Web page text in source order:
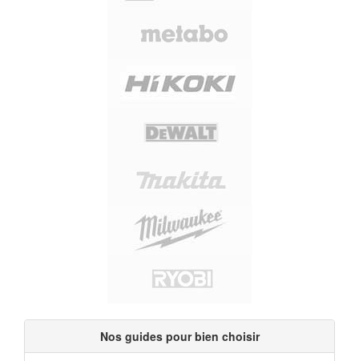
Nos guides pour bien choisir